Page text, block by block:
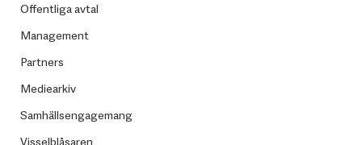
Offentliga avtal
Management
Partners
Mediearkiv
Samhällsengagemang
Visselblåsaren